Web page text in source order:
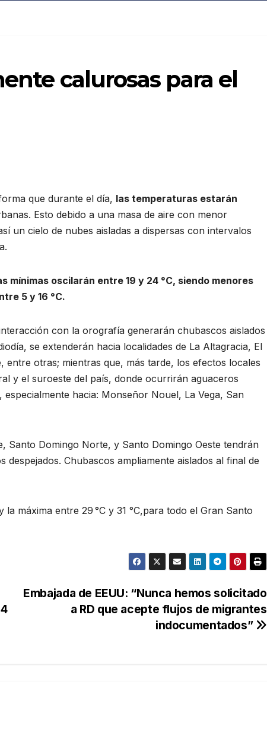
calurosas para el
que durante el día, las temperaturas estarán
Esto debido a una masa de aire con menor
un cielo de nubes aisladas a dispersas con intervalos
mínimas oscilarán entre 19 y 24 °C, siendo menores
5 y 16 °C.
con la orografía generarán chubascos aislados
se extenderán hacia localidades de La Altagracia, El
otras; mientras que, más tarde, los efectos locales
y el suroeste del país, donde ocurrirán aguaceros
hacia: Monseñor Nouel, La Vega, San
Santo Domingo Norte, y Santo Domingo Oeste tendrán
Chubascos ampliamente aislados al final de
máxima entre 29 °C y 31 °C,para todo el Gran Santo
Embajada de EEUU: “Nunca hemos solicitado
a RD que acepte flujos de migrantes
indocumentados”